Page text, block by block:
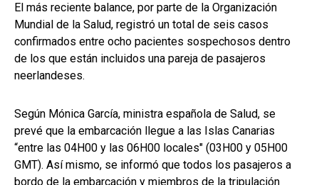
El más reciente balance, por parte de la Organización
Mundial de la Salud, registró un total de seis casos
confirmados entre ocho pacientes sospechosos dentro
de los que están incluidos una pareja de pasajeros
neerlandeses.
Según Mónica García, ministra española de Salud, se
prevé que la embarcación llegue a las Islas Canarias
“entre las 04H00 y las 06H00 locales" (03H00 y 05H00
GMT). Así mismo, se informó que todos los pasajeros a
bordo de la embarcación y miembros de la tripulación